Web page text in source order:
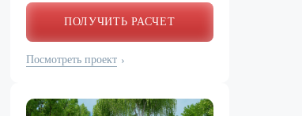
ПОЛУЧИТЬ РАСЧЕТ
Посмотреть проект ›